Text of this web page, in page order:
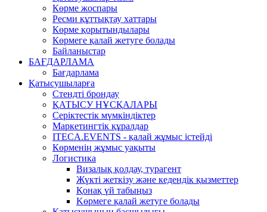
Көрме жоспары
Ресми құттықтау хаттары
Көрме қорытындылары
Көрмеге қалай жетуге болады
Байланыстар
БАҒДАРЛАМА
Бағдарлама
Қатысушыларға
Стендті брондау
ҚАТЫСУ НҰСҚАЛАРЫ
Серіктестік мүмкіндіктер
Маркетингтік құралдар
ITECA.EVENTS - қалай жұмыс істейді
Көрменің жұмыс уақыты
Логистика
Визалық қолдау, турагент
Жүкті жеткізу және кедендік қызметтер
Қонақ үй табыңыз
Kөрмеге қалай жетуге болады